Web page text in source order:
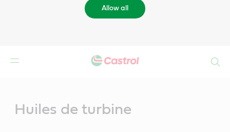
Allow all
Huiles de turbine